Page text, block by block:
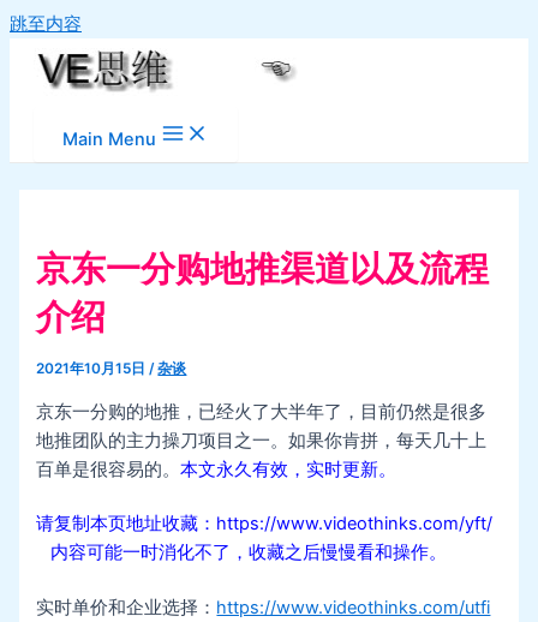
跳至内容
Main Menu
京东一分购地推渠道以及流程
介绍
2021年10月15日/杂谈
京东一分购的地推，已经火了大半年了，目前仍然是很多
地推团队的主力操刀项目之一。如果你肯拼，每天几十上
百单是很容易的。本文永久有效，实时更新。
请复制本页地址收藏：https://www.videothinks.com/yft/
内容可能一时消化不了，收藏之后慢慢看和操作。
实时单价和企业选择： https://www.videothinks.com/utfi